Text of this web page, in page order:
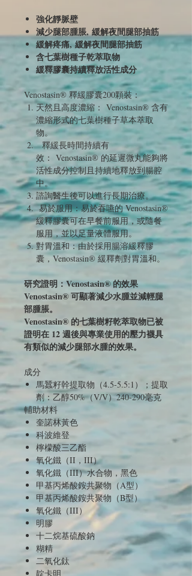
強化靜脈壁
減少腿部腫脹, 緩解夜間腿部抽筋
緩解疼痛, 緩解夜間腿部抽筋
含七葉樹種子乾萃取物
緩釋膠囊持續釋放活性成分
Venostasin® 釋緩膠囊200顆裝：
天然且高度濃縮： Venostasin® 含有
濃縮形式的七葉樹種子草本萃取
物。
釋緩長時間持續有
效： Venostasin® 的延遲微丸能夠將
活性成分控制且持續地釋放到腸腔
中。
諮詢醫生後可以進行長期治療。
易於服用：易於吞嚥的 Venostasin®
緩釋膠囊可在早餐前服用，或隨餐
服用，並以足量液體服用。
對胃溫和：由於採用腸溶緩釋膠
囊，Venostasin® 緩釋劑對胃溫和。
研究證明：Venostasin® 的效果
Venostasin® 可顯著減少水腫並減輕腿
部腫脹。
Venostasin® 的七葉樹籽乾萃取物已被
證明在 12 週後與專業使用的壓力襪具
有類似的減少腿部水腫的效果。
成分
馬蠶籽幹提取物（4.5-5.5:1）；提取
劑：乙醇50%（V/V）240-290毫克
輔助材料
奎諾林黃色
科波維登
檸檬酸三乙酯
氧化鐵（II，III）
氧化鐵（III）水合物，黑色
甲基丙烯酸銨共聚物（A型）
甲基丙烯酸銨共聚物（B型）
氧化鐵（III）
明膠
十二烷基硫酸鈉
糊精
二氧化鈦
靛卡明